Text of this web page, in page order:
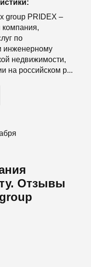
group PRIDEX –
компания,
по
инженерному
недвижимости,
на российском р...
Отзывы